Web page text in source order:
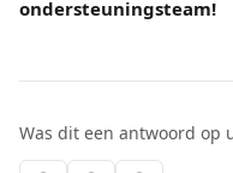
ondersteuningsteam!
Was dit een antwoord op